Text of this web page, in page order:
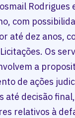
Rodrigues
com
até dez anos,
Os
a
de ações
até decisão
relativos à